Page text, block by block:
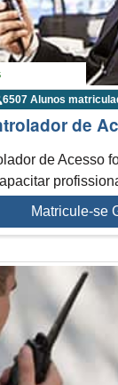
6507 Alunos
de
de Acesso
Matricule-se